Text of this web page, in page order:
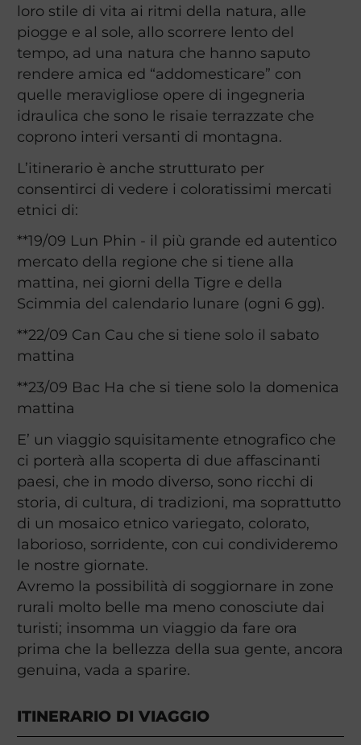
loro stile di vita ai ritmi della natura, alle
piogge e al sole, allo scorrere lento del
tempo, ad una natura che hanno saputo
rendere amica ed “addomesticare” con
quelle meravigliose opere di ingegneria
idraulica che sono le risaie terrazzate che
coprono interi versanti di montagna.
L’itinerario è anche strutturato per
consentirci di vedere i coloratissimi mercati
etnici di:
**19/09 Lun Phin - il più grande ed autentico
mercato della regione che si tiene alla
mattina, nei giorni della Tigre e della
Scimmia del calendario lunare (ogni 6 gg).
**22/09 Can Cau che si tiene solo il sabato
mattina
**23/09 Bac Ha che si tiene solo la domenica
mattina
E’ un viaggio squisitamente etnografico che
ci porterà alla scoperta di due affascinanti
paesi, che in modo diverso, sono ricchi di
storia, di cultura, di tradizioni, ma soprattutto
di un mosaico etnico variegato, colorato,
laborioso, sorridente, con cui condivideremo
le nostre giornate.
Avremo la possibilità di soggiornare in zone
rurali molto belle ma meno conosciute dai
turisti; insomma un viaggio da fare ora
prima che la bellezza della sua gente, ancora
genuina, vada a sparire.
ITINERARIO DI VIAGGIO